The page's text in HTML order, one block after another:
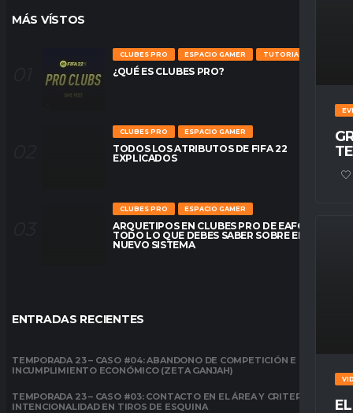
MÁS VÍSTOS
CLUBES PRO ESPACIO GAMER TUTORIALES
¿QUÉ ES CLUBES PRO?
CLUBES PRO ESPACIO GAMER
TODOS LOS ATRIBUTOS DE FIFA 22
EXPLICADOS
CLUBES PRO ESPACIO GAMER
ARQUETIPOS EN CLUBES PRO DE EAFC26:
TODO LO QUE DEBES SABER SOBRE EL
NUEVO SISTEMA
ENTRADAS RECIENTES
TEMPORADA 23 – CASO #04: ABANDONO DE COMPETICIÓN E
INCUMPLIMIENTO ECONÓMICO (ZETA GANJAH)
TEMPORADA 23 – CASO #03: CONTACTO EN EL ÁREA Y CRITERIO DE
INTENCIONALIDAD EN TIROS DE ESQUINA